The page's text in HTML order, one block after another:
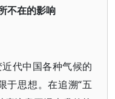
不在的影响
代中国各种气候的
于思想。在追溯“五